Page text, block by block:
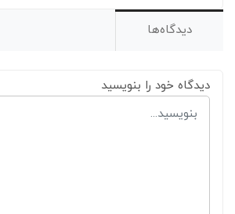
دیدگاه‌ها
دیدگاه خود را بنویسید